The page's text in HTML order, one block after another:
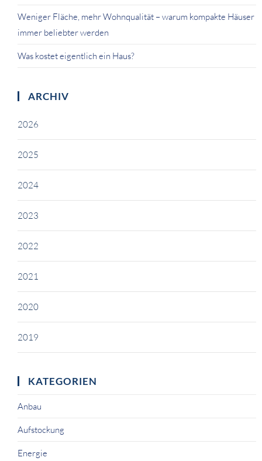
Weniger Fläche, mehr Wohnqualität – warum kompakte Häuser
immer beliebter werden
Was kostet eigentlich ein Haus?
ARCHIV
2026
2025
2024
2023
2022
2021
2020
2019
KATEGORIEN
Anbau
Aufstockung
Energie